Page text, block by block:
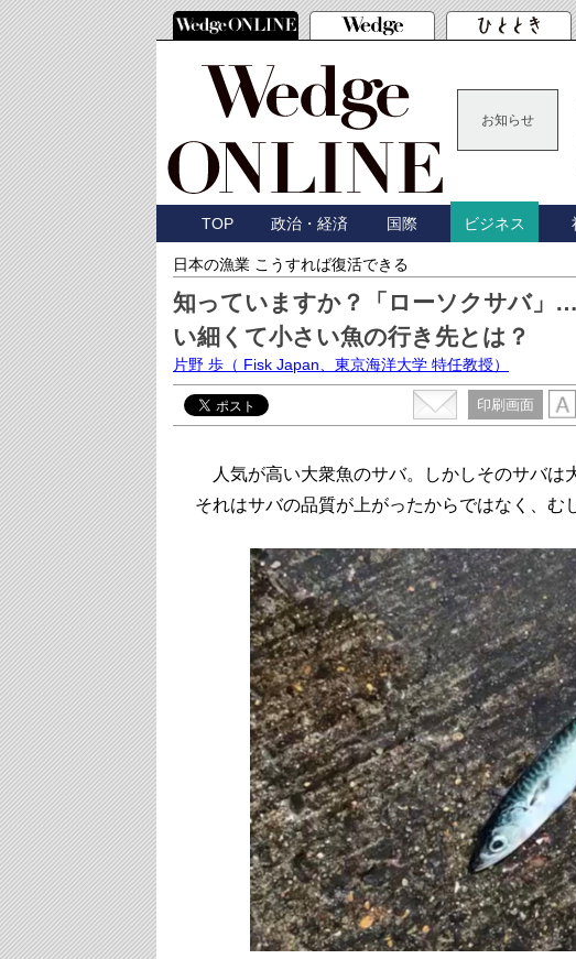
お知らせ
TOP 政治・経済 国際 ビジネス
日本の漁業 こうすれば復活できる
知っていますか？「ローソクサバ」
い細くて小さい魚の行き先とは？
片野 歩 （ Fisk Japan、東京海洋大学 特任教授）
印刷画面
人気が高い大衆魚のサバ。しかしそのサバは
それはサバの品質が上がったからではなく、む